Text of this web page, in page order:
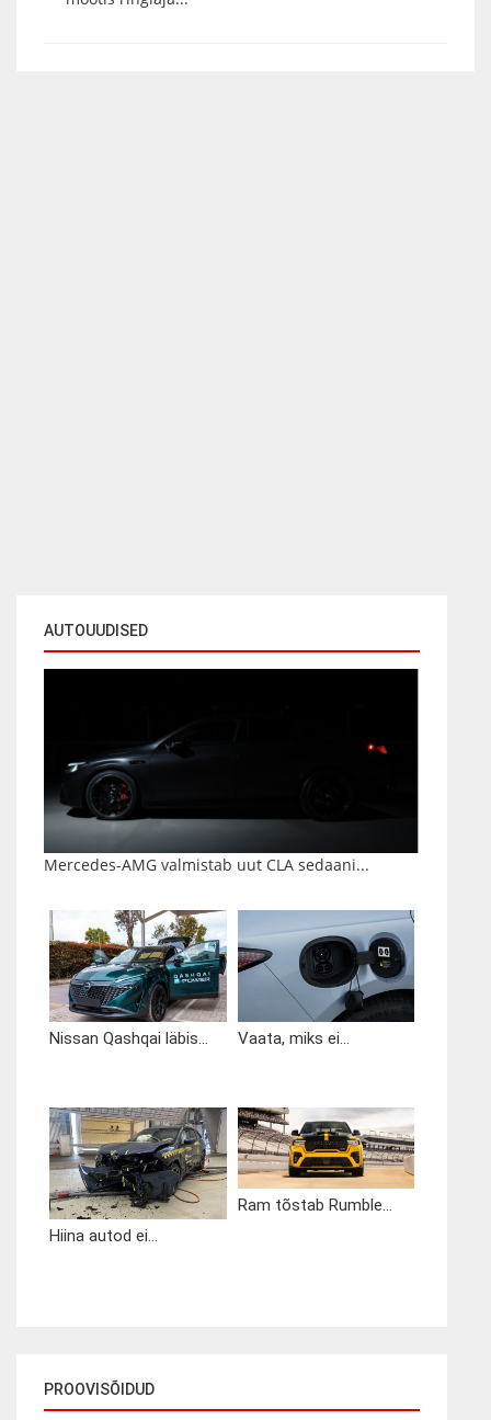
AUTOUUDISED
Mercedes-AMG valmistab uut CLA sedaani...
Nissan Qashqai läbis... Vaata, miks ei...
Hiina autod ei...
Ram tõstab Rumble...
PROOVISÕIDUD